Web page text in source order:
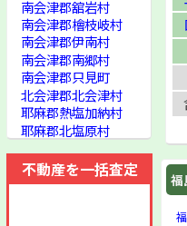
福
南会津郡舘岩村
南会津郡檜枝岐村
南会津郡伊南村
南会津郡南郷村
南会津郡只見町
北会津郡北会津村
耶麻郡熱塩加納村
耶麻郡北塩原村
耶麻郡山都町
耶麻郡西会津町
不動産を一括査定